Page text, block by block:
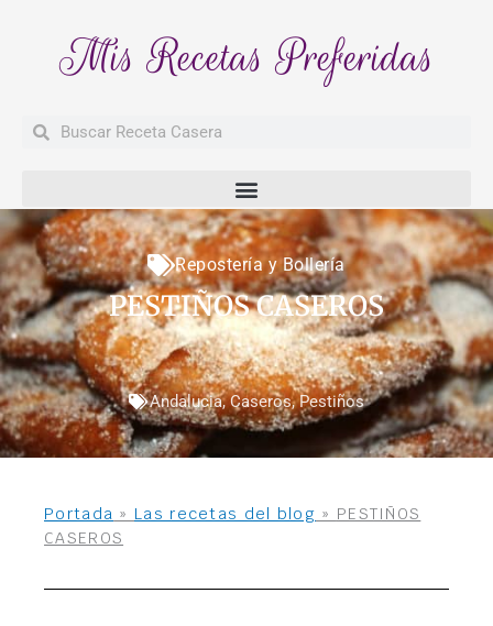
Mis Recetas Preferidas
BuscarBuscar
Repostería y Bollería
PESTIÑOS CASEROS
Andalucia,Caseros,Pestiños
Portada » Las recetas del blog » PESTIÑOS
CASEROS